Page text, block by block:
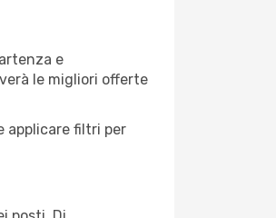
e
le migliori offerte
applicare filtri per